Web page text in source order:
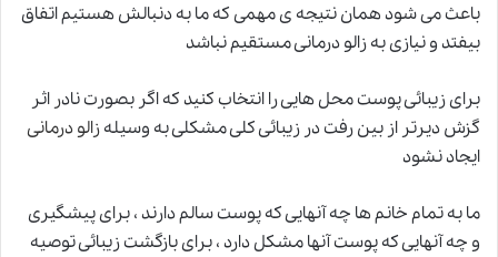
باعث می شود همان نتیجه ی مهمی که ما به دنبالش هستیم اتفاق
بیفتد و نیازی به زالو درمانی مستقیم نباشد
برای زیبائی پوست محل هایی را انتخاب کنید که اگر بصورت نادر اثر
گزش دیرتر از بین رفت در زیبائی کلی مشکلی به وسیلهزالو درمانی
ایجاد نشود
ما به تمام خانم ها چه آنهایی که پوست سالم دارند ، برای پیشگیری
و چه آنهایی که پوست آنها مشکل دارد ، برای بازگشت زیبائی توصیه